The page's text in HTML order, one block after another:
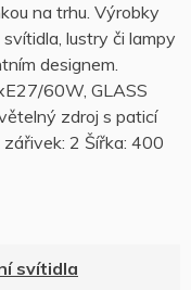
na trhu. Výrobky
lustry či lampy
designem.
60W, GLASS
zdroj s paticí
2 Šířka: 400
svítidla